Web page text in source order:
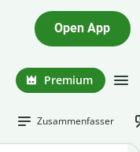
Open App
Premium
Zusammenfasser